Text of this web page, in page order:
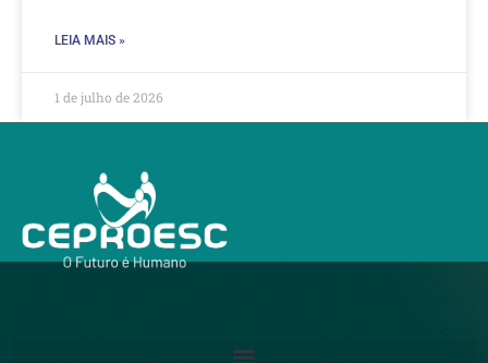
LEIA MAIS »
1 de julho de 2026